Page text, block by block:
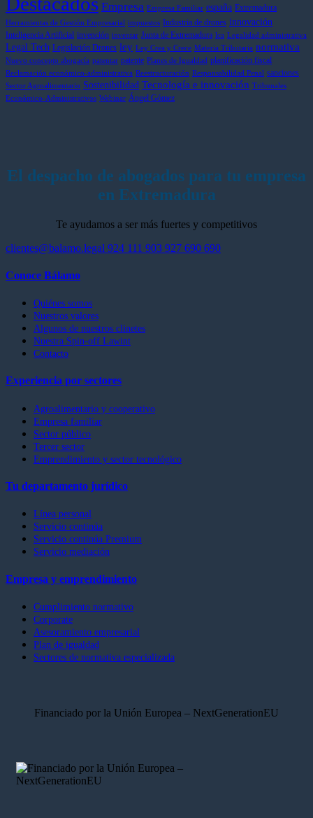
y
más
control
en
el
sector
Inteligencia
Artificial
Gallego,
nominado
en
la
prestigiosa
lista
internacional
Best
Empresa Empresa Familiar españa Extremadura
Herramientas de Gestión Empresarial impuestos Industria de drones innovación
Inteligencia Artificial invención inventar Junta de Extremadura lca Legalidad administrativa
Legal Tech Legislación Drones ley Ley Crea y Crece Materia Tributaria normativa
Nuevo concepto abogacía patentar patente Planes de Igualdad planificación fiscal
Reclamación económico-administrativa Reestructuración Responsabilidad Penal sanciones
Sector Agroalimentario Sostenibilidad Tecnología e innovación Tribunales
Económico-Administrativos Webinar Ángel Gómez
El despacho de abogados para tu empresa
en Extremadura
Te ayudamos a ser más fuertes y competitivos
clientes@balamo.legal 924 111 903 927 690 690
Conoce Bálamo
Quiénes somos
Nuestros valores
Algunos de nuestros clinetes
Nuestra Spin-off Lawint
Contacto
Experiencia por sectores
Agroalimentario y cooperativo
Empresa familiar
Sector público
Tercer sector
Emprendimiento y sector tecnológico
Tu departamento jurídico
Línea personal
Servicio continúa
Servicio continúa Premium
Servicio mediación
Empresa y emprendimiento
Cumplimiento normativo
Corporate
Asesoramiento empresarial
Plan de igualdad
Sectores de normativa especializada
Financiado por la Unión Europea – NextGenerationEU